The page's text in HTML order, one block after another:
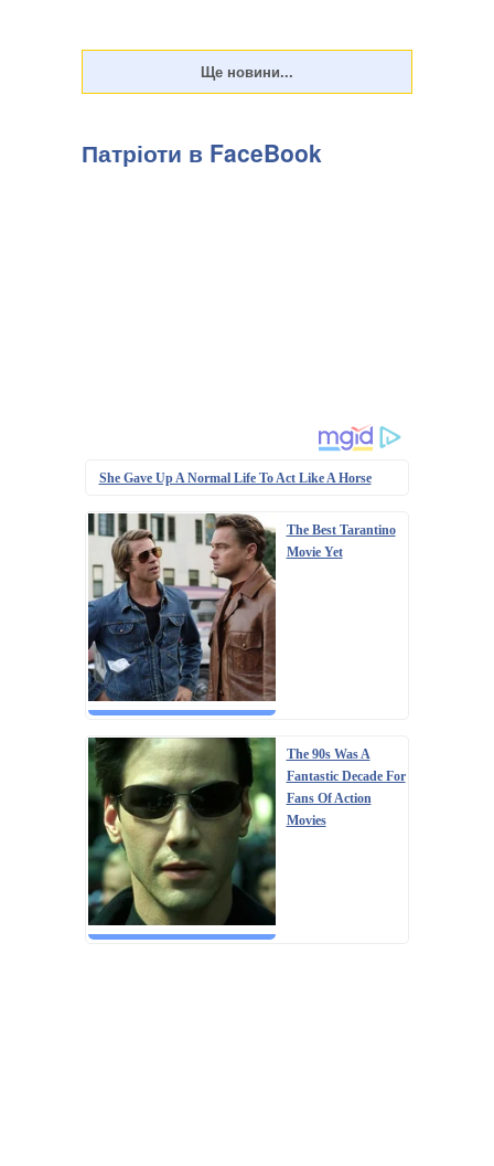
Патріоти в FaceBook
She Gave Up A Normal Life To Act Like A Horse
The Best Tarantino
Movie Yet
The 90s Was A
Fantastic Decade For
Fans Of Action
Movies